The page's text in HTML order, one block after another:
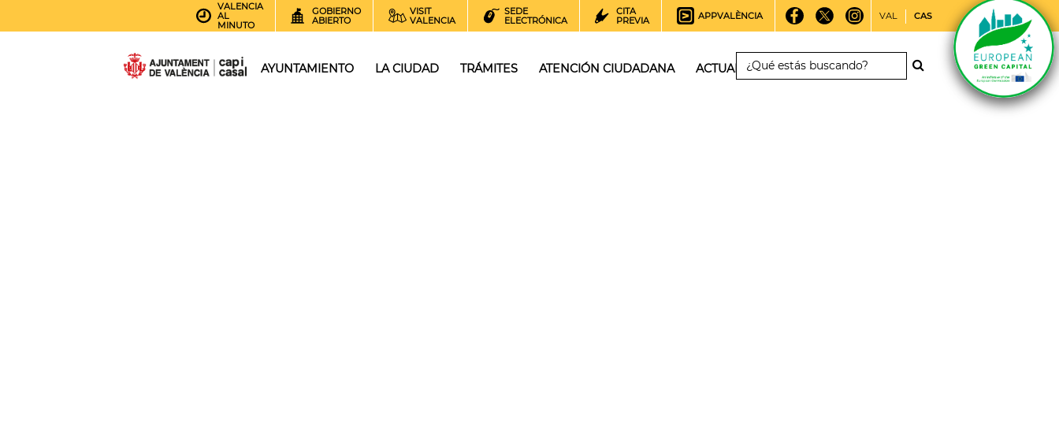
VALENCIA
AL
MINUTO
GOBIERNO
ABIERTO
VISIT
VALENCIA
SEDE
ELECTRÓNICA
CITA
PREVIA
APPVALÈNCIA VAL CAS
AYUNTAMIENTO LA CIUDAD TRÁMITES ATENCIÓN CIUDADANA ACTUALIDAD